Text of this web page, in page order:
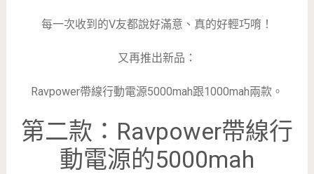
每一次收到的V友都說好滿意、真的好輕巧唷！
又再推出新品：
Ravpower帶線行動電源5000mah跟1000mah兩款。
第二款：Ravpower帶線行
動電源的5000mah